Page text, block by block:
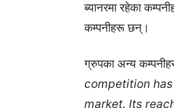
ब्यानरमा रहेका
कम्पनीहरू छन्।
ग्रुपका अन्य
competition
market. Its